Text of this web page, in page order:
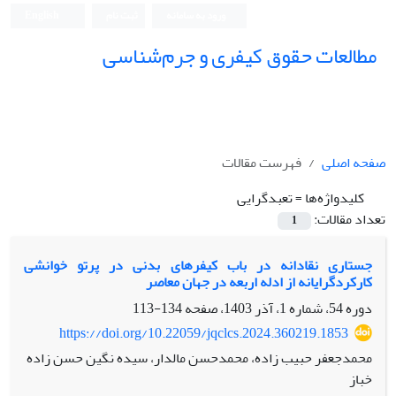
مطالعات حقوق کیفری و جرم‌شناسی
صفحه اصلی
فهرست مقالات
کلیدواژه‌ها =تعبدگرایی
تعداد مقالات:
1
جستاری نقادانه در باب کیفرهای بدنی در پرتو خوانشی
کارکردگرایانه از ادله اربعه در جهان معاصر
دوره 54، شماره 1، آذر 1403، صفحه
134-113
https://doi.org/10.22059/jqclcs.2024.360219.1853
محمدجعفر حبیب زاده، محمدحسن مالدار، سیده نگین حسن زاده
خباز